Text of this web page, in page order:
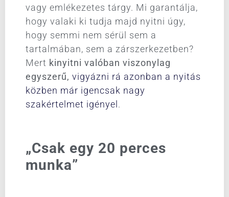
vagy emlékezetes tárgy. Mi garantálja,
hogy valaki ki tudja majd nyitni úgy,
hogy semmi nem sérül sem a
tartalmában, sem a zárszerkezetben?
Mert kinyitni valóban viszonylag
egyszerű, vigyázni rá azonban a nyitás
közben már igencsak nagy
szakértelmet igényel .
„Csak egy 20 perces
munka”